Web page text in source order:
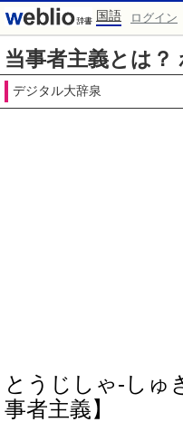
国語 ログイン
当事者主義とは
デジタル大辞泉
とうじしゃ‐しゅ
事者主義】